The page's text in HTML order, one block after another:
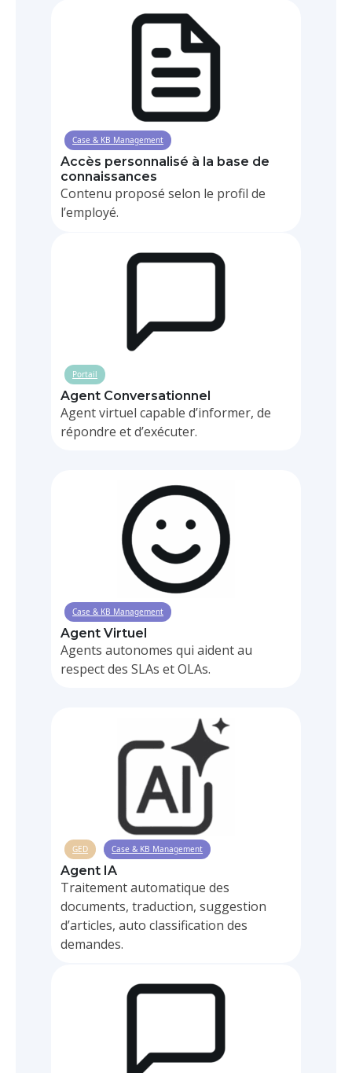
Case & KB Management
Accès personnalisé à la base de
connaissances
Contenu proposé selon le profil de
l’employé.
Portail
Agent Conversationnel
Agent virtuel capable d’informer, de
répondre et d’exécuter.
Case & KB Management
Agent Virtuel
Agents autonomes qui aident au
respect des SLAs et OLAs.
GED Case & KB Management
Agent IA
Traitement automatique des
documents, traduction, suggestion
d’articles, auto classification des
demandes.